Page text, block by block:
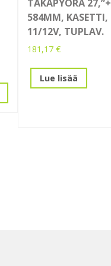
TAKAPYÖRÄ 27,”+
584MM, KASETTI,
11/12V, TUPLAV.
181,17 €
Lue lisää